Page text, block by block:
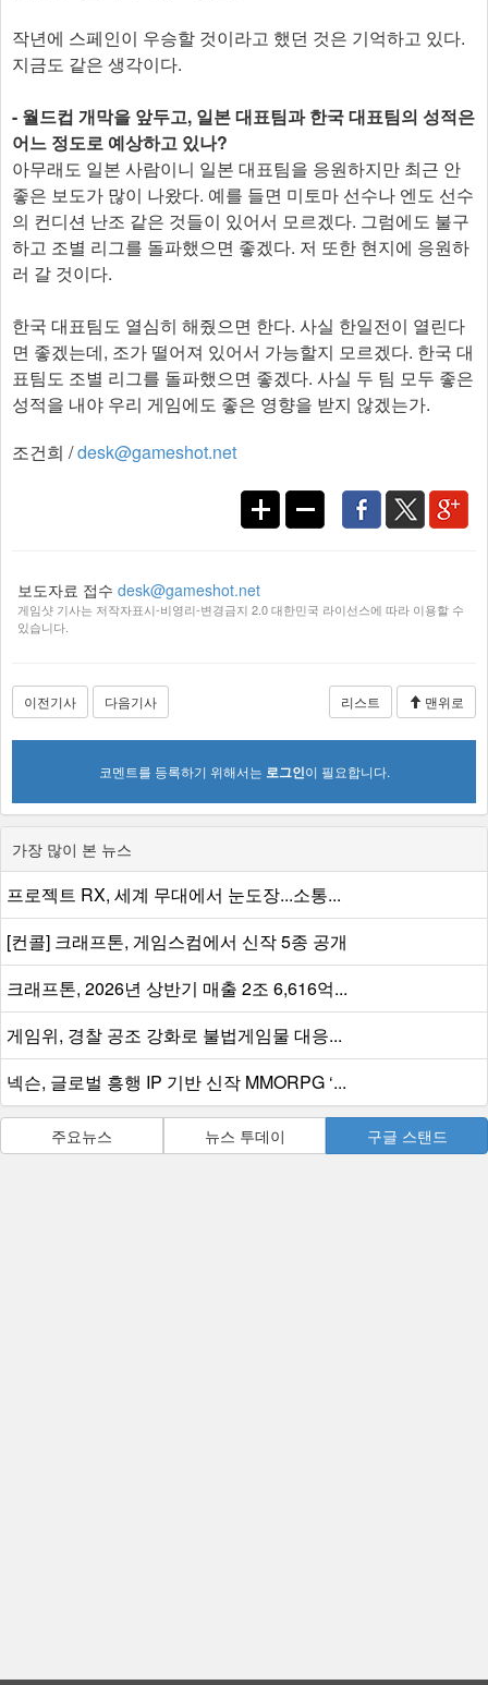
작년에 스페인이 우승할 것이라고 했던 것은 기억하고 있다.
지금도 같은 생각이다.
- 월드컵 개막을 앞두고, 일본 대표팀과 한국 대표팀의 성적은
어느 정도로 예상하고 있나?
아무래도 일본 사람이니 일본 대표팀을 응원하지만 최근 안
좋은 보도가 많이 나왔다. 예를 들면 미토마 선수나 엔도 선수
의 컨디션 난조 같은 것들이 있어서 모르겠다. 그럼에도 불구
하고 조별 리그를 돌파했으면 좋겠다. 저 또한 현지에 응원하
러 갈 것이다.
한국 대표팀도 열심히 해줬으면 한다. 사실 한일전이 열린다
면 좋겠는데, 조가 떨어져 있어서 가능할지 모르겠다. 한국 대
표팀도 조별 리그를 돌파했으면 좋겠다. 사실 두 팀 모두 좋은
성적을 내야 우리 게임에도 좋은 영향을 받지 않겠는가. ​
조건희 /desk@gameshot.net
보도자료 접수 desk@gameshot.net
게임샷 기사는 저작자표시-비영리-변경금지 2.0 대한민국 라이선스에 따라 이용할 수
있습니다.
이전기사 다음기사 리스트 맨위로
코멘트를 등록하기 위해서는 로그인이 필요합니다.
가장 많이 본 뉴스
프로젝트 RX, 세계 무대에서 눈도장...소통...
[컨콜] 크래프톤, 게임스컴에서 신작 5종 공개
크래프톤, 2026년 상반기 매출 2조 6,616억...
게임위, 경찰 공조 강화로 불법게임물 대응...
넥슨, 글로벌 흥행 IP 기반 신작 MMORPG ‘...
주요뉴스 뉴스 투데이 구글 스탠드